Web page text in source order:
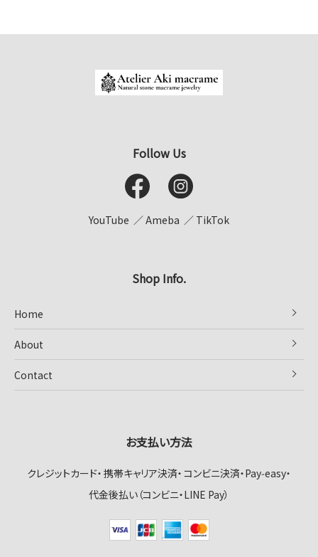
Follow Us
YouTube Ameba TikTok
Shop Info.
Home
About
Contact
お支払い方法
クレジットカード 携帯キャリア決済 コンビニ決済・Pay‑easy
代金後払い（コンビニ・LINE Pay）